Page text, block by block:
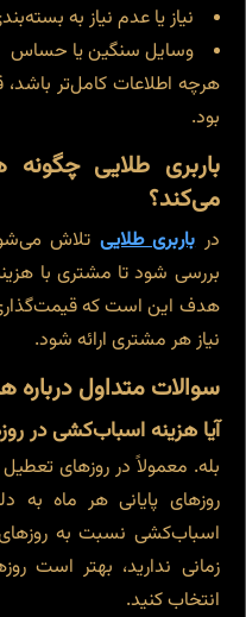
نیاز یا عدم نیاز به
وسایل سنگین یا حساس
هرچه اطلاعات کامل‌تر
بود.
باربری طلایی چگونه
می‌کند؟
درباربری طلایی تلاش
بررسی شود تا مشتری با
هدف این است که
نیاز هر مشتری ارائه شود.
سوالات متداول درباره
آیا هزینه اسباب‌کشی در
بله. معمولاً در روزهای
روزهای پایانی هر ماه به
اسباب‌کشی نسبت به
زمانی ندارید، بهتر است
انتخاب کنید.